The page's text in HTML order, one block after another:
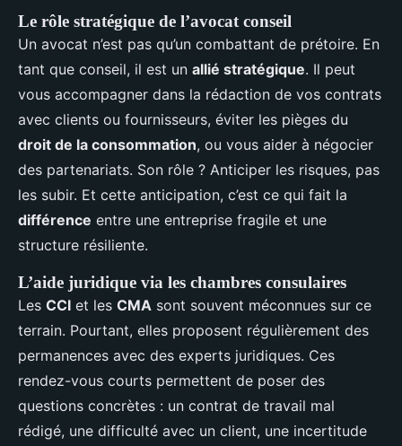
Le rôle stratégique de l’avocat conseil
Un avocat n’est pas qu’un combattant de prétoire. En
tant que conseil, il est un allié stratégique. Il peut
vous accompagner dans la rédaction de vos contrats
avec clients ou fournisseurs, éviter les pièges du
droit de la consommation, ou vous aider à négocier
des partenariats. Son rôle ? Anticiper les risques, pas
les subir. Et cette anticipation, c’est ce qui fait la
différence entre une entreprise fragile et une
structure résiliente.
L’aide juridique via les chambres consulaires
Les CCI et les CMA sont souvent méconnues sur ce
terrain. Pourtant, elles proposent régulièrement des
permanences avec des experts juridiques. Ces
rendez-vous courts permettent de poser des
questions concrètes : un contrat de travail mal
rédigé, une difficulté avec un client, une incertitude